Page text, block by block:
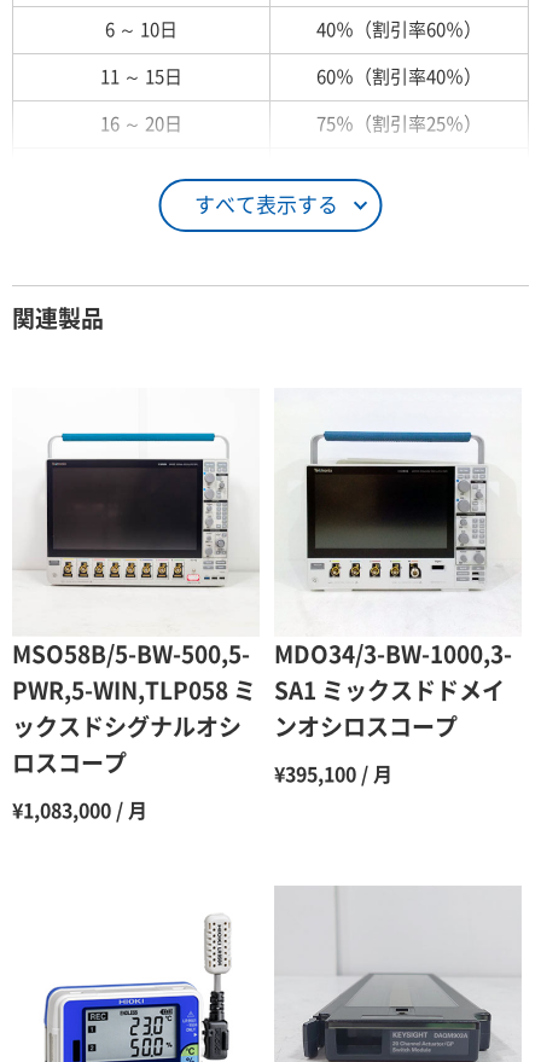
すべて表示する
6 ～ 10日 40％（割引率60％）
11 ～ 15日 60％（割引率40％）
16 ～ 20日 75％（割引率25％）
26日 ～ 1ヶ月 100％（割引率 0％）
2ヶ月 90％（割引率10％）
80％（割引率20％）
4ヶ月 75％（割引率25％）
5ヶ月 70％（割引率30％）
6ヶ月 65％（割引率35％）
7ヶ月 60％（割引率 40％）
8ヶ月 55％（割引率45％）
50％（割引率50％）
10ヶ月
関連製品
MSO58B/5-BW-500,5-
PWR,5-WIN,TLP058 ミ
ックスドシグナルオシ
ロスコープ
¥1,083,000 / 月
MDO34/3-BW-1000,3-
SA1 ミックスドドメイ
ンオシロスコープ
¥395,100 / 月